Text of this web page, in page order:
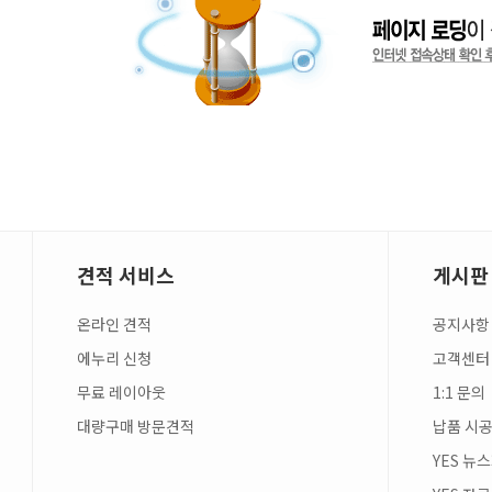
견적 서비스
온라인 견적
에누리 신청
무료 레이아웃
대량구매 방문견적
게시판
공지사항
고객센터
1:1 문의
납품 시
YES 뉴